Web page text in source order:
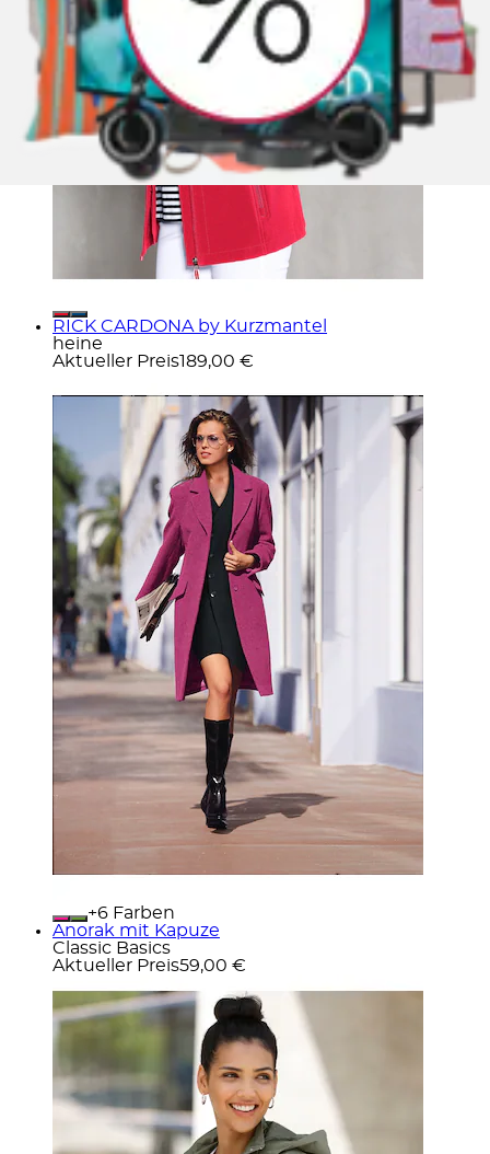
RICK CARDONA by Kurzmantel
heine
Aktueller Preis189,00 €
+
Farben
Anorak mit Kapuze
Classic Basics
Aktueller Preis59,00 €